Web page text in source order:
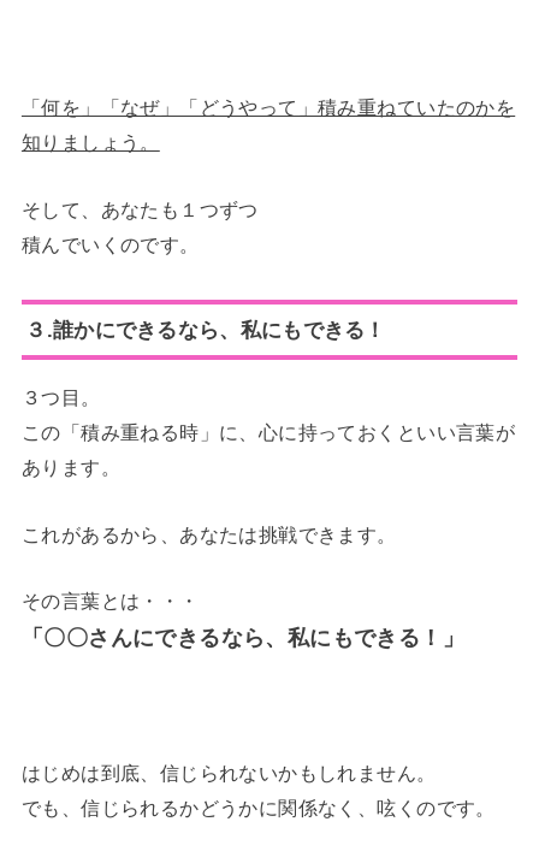
「何を」「なぜ」「どうやって」積み重ねていたのかを
知りましょう。
そして、あなたも１つずつ
積んでいくのです。
３.誰かにできるなら、私にもできる！
３つ目。
この「積み重ねる時」に、心に持っておくといい言葉が
あります。
これがあるから、あなたは挑戦できます。
その言葉とは・・・
「〇〇さんにできるなら、私にもできる！」
はじめは到底、信じられないかもしれません。
でも、信じられるかどうかに関係なく、呟くのです。